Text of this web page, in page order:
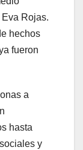
Rojas.
hechos
fueron
a
hasta
y